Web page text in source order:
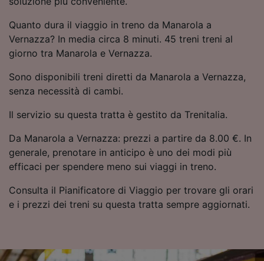
Quanto dura il viaggio in treno da Manarola a
Vernazza? In media circa 8 minuti. 45 treni treni al
giorno tra Manarola e Vernazza.
Sono disponibili treni diretti da Manarola a Vernazza,
senza necessità di cambi.
Il servizio su questa tratta è gestito da Trenitalia.
Da Manarola a Vernazza: prezzi a partire da 8.00 €. In
generale, prenotare in anticipo è uno dei modi più
efficaci per spendere meno sui viaggi in treno.
Consulta il Pianificatore di Viaggio per trovare gli orari
e i prezzi dei treni su questa tratta sempre aggiornati.
Utilizzare dati di geolocalizzazione precisi.
Scansione attiva delle caratteristiche del
dispositivo ai fini dell’identificazione.
Archiviare informazioni su dispositivo e/o
accedervi. Pubblicità e contenuti
dei contenuti e degli annunci, ricerche sul
pubblico, sviluppo di servizi.
Elenco dei partner (fornitori)